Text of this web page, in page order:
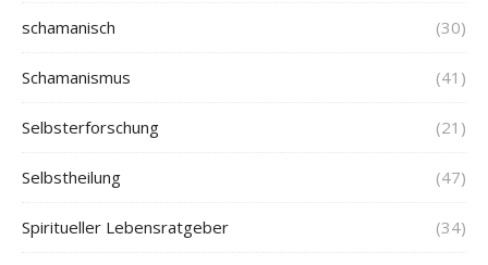
schamanisch (30)
Schamanismus (41)
Selbsterforschung (21)
Selbstheilung (47)
Spiritueller Lebensratgeber (34)